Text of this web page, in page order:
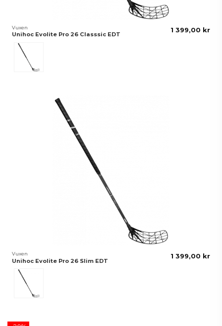
Vuxen
Unihoc Evolite Pro 26 Classsic EDT
1 399,00 kr
Vuxen
Unihoc Evolite Pro 26 Slim EDT
1 399,00 kr